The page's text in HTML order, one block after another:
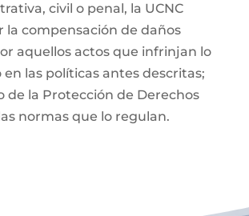
civil o penal, la UCNC
la compensación de daños
aquellos actos que infrinjan lo
las políticas antes descritas;
de la Protección de Derechos
normas que lo regulan.